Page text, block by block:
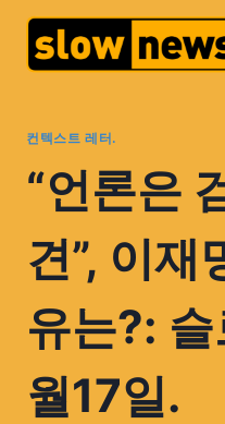
컨텍스트 레터.
“언론은
견”, 이재
유는?:
월17일.